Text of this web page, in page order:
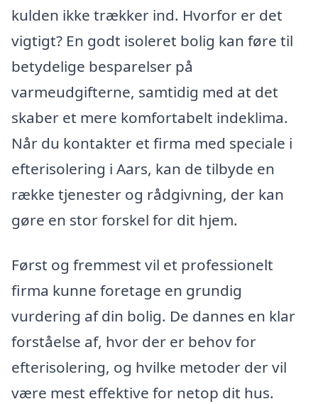
kulden ikke trækker ind. Hvorfor er det
vigtigt? En godt isoleret bolig kan føre til
betydelige besparelser på
varmeudgifterne, samtidig med at det
skaber et mere komfortabelt indeklima.
Når du kontakter et firma med speciale i
efterisolering i Aars, kan de tilbyde en
række tjenester og rådgivning, der kan
gøre en stor forskel for dit hjem.
Først og fremmest vil et professionelt
firma kunne foretage en grundig
vurdering af din bolig. De dannes en klar
forståelse af, hvor der er behov for
efterisolering, og hvilke metoder der vil
være mest effektive for netop dit hus.